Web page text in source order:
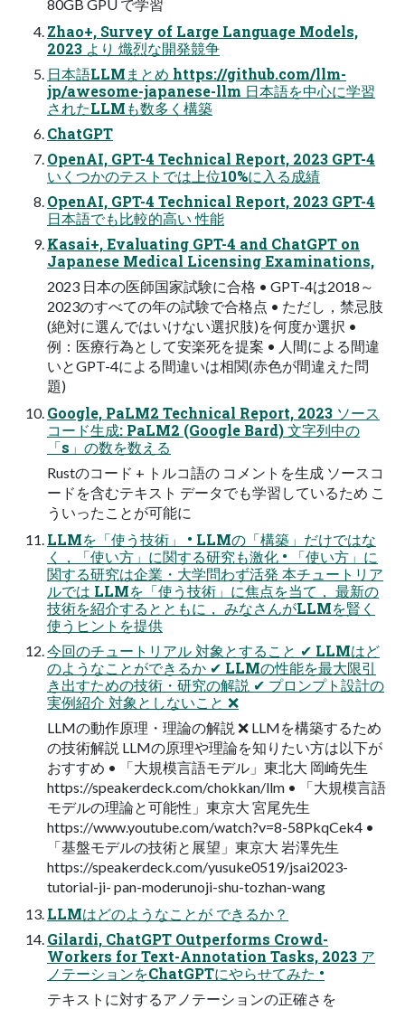
80GB GPU で学習
Zhao+, Survey of Large Language Models,
2023 より 熾烈な開発競争
日本語LLMまとめ https://github.com/llm-
jp/awesome-japanese-llm 日本語を中心に学習
されたLLMも数多く構築
ChatGPT
OpenAI, GPT-4 Technical Report, 2023 GPT-4
いくつかのテストでは上位10%に入る成績
OpenAI, GPT-4 Technical Report, 2023 GPT-4
日本語でも比較的高い 性能
Kasai+, Evaluating GPT-4 and ChatGPT on
Japanese Medical Licensing Examinations,
2023 日本の医師国家試験に合格 • GPT-4は2018～
2023のすべての年の試験で合格点 • ただし，禁忌肢
(絶対に選んではいけない選択肢)を何度か選択 •
例：医療行為として安楽死を提案 • 人間による間違
いとGPT-4による間違いは相関(赤色が間違えた問
題)
Google, PaLM2 Technical Report, 2023 ソース
コード生成: PaLM2 (Google Bard) 文字列中の
「s」の数を数える
Rustのコード + トルコ語の コメントを生成 ソースコ
ードを含むテキスト データでも学習しているため こ
ういったことが可能に
LLMを「使う技術」 • LLMの「構築」だけではな
く，「使い方」に関する研究も激化 • 「使い方」に
関する研究は企業・大学問わず活発 本チュートリア
ルでは LLMを「使う技術」に焦点を当て， 最新の
技術を紹介するとともに， みなさんがLLMを賢く
使うヒントを提供
今回のチュートリアル 対象とすること ✔ LLMはど
のようなことができるか ✔ LLMの性能を最大限引
き出すための技術・研究の解説 ✔ プロンプト設計の
実例紹介 対象としないこと ❌
LLMの動作原理・理論の解説 ❌ LLMを構築するため
の技術解説 LLMの原理や理論を知りたい方は以下が
おすすめ • 「大規模言語モデル」東北大 岡崎先生
https://speakerdeck.com/chokkan/llm • 「大規模言語
モデルの理論と可能性」東京大 宮尾先生
https://www.youtube.com/watch?v=8-58PkqCek4 •
「基盤モデルの技術と展望」東京大 岩澤先生
https://speakerdeck.com/yusuke0519/jsai2023-
tutorial-ji- pan-moderunoji-shu-tozhan-wang
LLMはどのようなことが できるか？
Gilardi, ChatGPT Outperforms Crowd-
Workers for Text-Annotation Tasks, 2023 ア
ノテーションをChatGPTにやらせてみた •
テキストに対するアノテーションの正確さを